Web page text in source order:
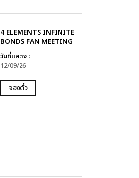
4 ELEMENTS INFINITE
BONDS FAN MEETING
วันที่แสดง :
12/09/26
จองตั๋ว